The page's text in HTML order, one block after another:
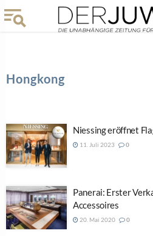
Hongkong
Niessing eröffnet
11. Juli 2023 0
Panerai: Erster
Accessoires
20. Mai 2020 0